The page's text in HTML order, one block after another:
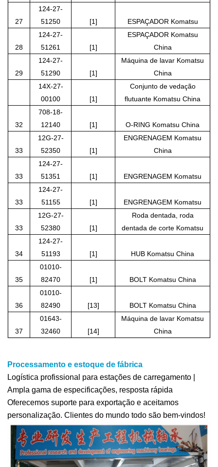
27
124-27-
51250
[1] ESPAÇADOR Komatsu
28
124-27-
51261
[1]
ESPAÇADOR Komatsu
China
29
124-27-
51290
[1]
Máquina de lavar Komatsu
China
14X-27-
00100
[1]
Conjunto de vedação
flutuante Komatsu China
32
708-18-
12140
[1] O-RING Komatsu China
33
12G-27-
52350
[1]
ENGRENAGEM Komatsu
China
33
124-27-
51351
[1] ENGRENAGEM Komatsu
33
124-27-
51155
[1] ENGRENAGEM Komatsu
33
12G-27-
52380
[1]
Roda dentada, roda
dentada de corte Komatsu
34
124-27-
51193
[1] HUB Komatsu China
35
01010-
82470
[1] BOLT Komatsu China
36
01010-
82490
[13] BOLT Komatsu China
37
01643-
32460
[14]
Máquina de lavar Komatsu
China
Processamento e estoque de fábrica
Logística profissional para estações de carregamento |
Ampla gama de especificações, resposta rápida
Oferecemos suporte para exportação e aceitamos
personalização. Clientes do mundo todo são bem-vindos!